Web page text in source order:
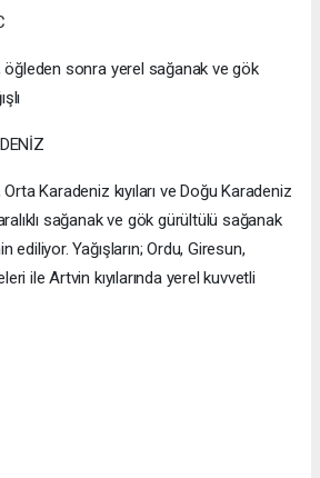
öğleden sonra yerel sağanak ve gök
Karadeniz kıyıları ve Doğu Karadeniz
sağanak ve gök gürültülü sağanak
ediliyor. Yağışların; Ordu, Giresun,
ile Artvin kıyılarında yerel kuvvetli